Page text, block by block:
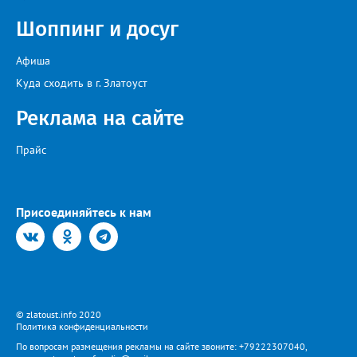
Шоппинг и досуг
Афиша
Куда сходить в г. Златоуст
Реклама на сайте
Прайс
Присоединяйтесь к нам
© zlatoust.info 2020
Политика конфиденциальности
По вопросам размещения рекламы на сайте звоните: +79222307040,